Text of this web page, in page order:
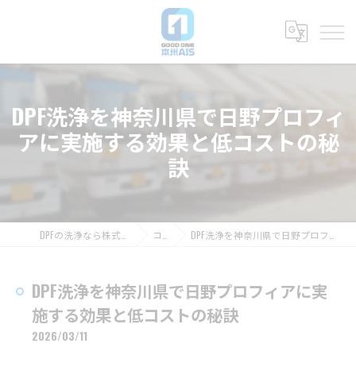
DPF洗浄を神奈川県で日野プロフィ
アに実施する効果と低コストの秘
訣
コラム DPF洗浄を神奈川県で日野プロフィアに実施する効果と低コストの秘訣
DPF洗浄を神奈川県で日野プロフィアに実
施する効果と低コストの秘訣
2026/03/11